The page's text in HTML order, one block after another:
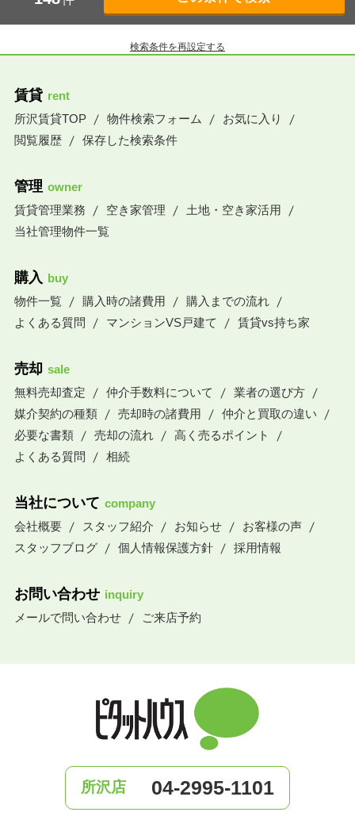
検索条件を再設定する
賃貸 rent
所沢賃貸TOP
物件検索フォーム
お気に入り
閲覧履歴
保存した検索条件
管理 owner
賃貸管理業務
空き家管理
土地・空き家活用
当社管理物件一覧
購入 buy
物件一覧
購入時の諸費用
購入までの流れ
よくある質問
マンションVS戸建て 賃貸vs持ち家
売却 sale
無料売却査定
仲介手数料について
業者の選び方
媒介契約の種類
売却時の諸費用
仲介と買取の違い
必要な書類
売却の流れ
高く売るポイント
よくある質問
相続
当社について company
会社概要
スタッフ紹介 お知らせ
お客様の声
スタッフブログ
個人情報保護方針 採用情報
お問い合わせ inquiry
メールで問い合わせ
ご来店予約
所沢店 04-2995-1101